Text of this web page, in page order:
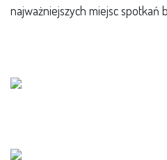
najważniejszych miejsc spotkań